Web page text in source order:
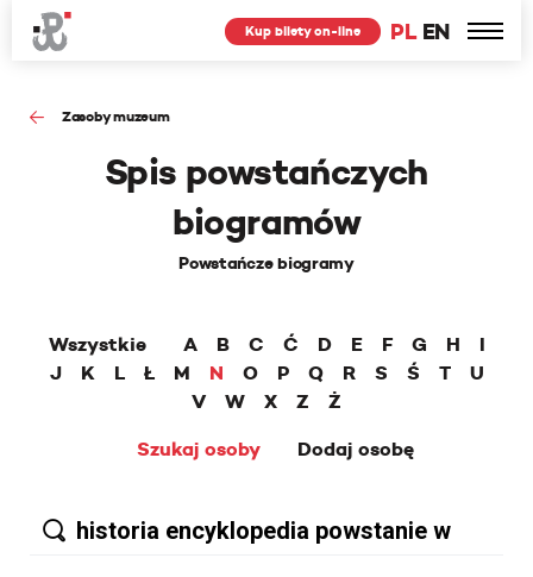
PL EN
Kup bilety on-line
Zasoby muzeum
Spis powstańczych
biogramów
Powstańcze biogramy
Wszystkie A B C Ć D E F G H
I
J
K L Ł M N O P Q R S Ś T
U
V
W X Z
Ż
Szukaj osoby
Dodaj osobę